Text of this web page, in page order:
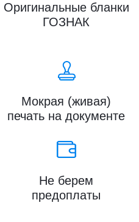
Оригинальные бланки
ГОЗНАК
Мокрая (живая)
печать на документе
Не берем
предоплаты